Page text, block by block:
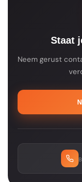
je
Staat
Neem gerust